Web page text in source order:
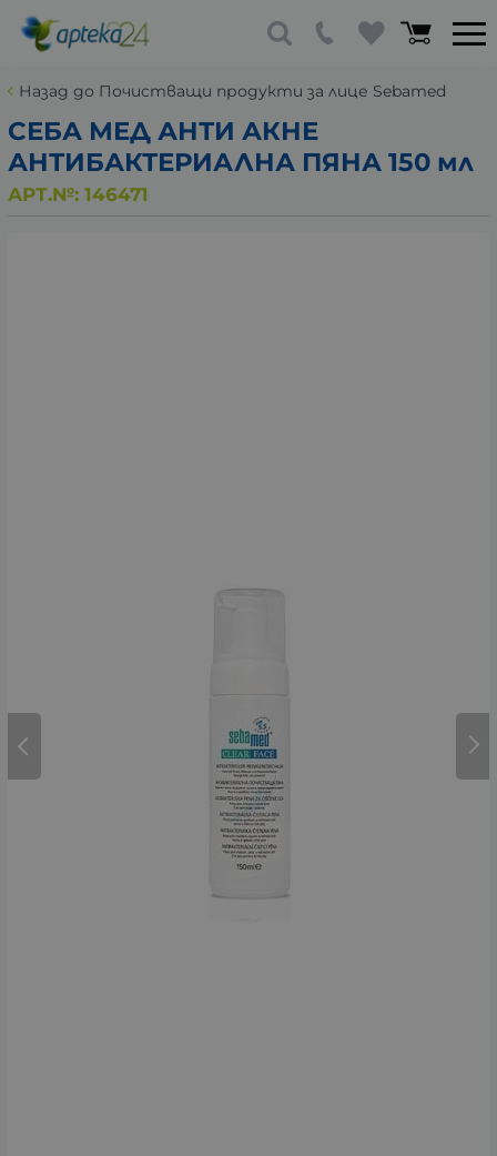
Назад до Почистващи продукти за лице Sebamed
СЕБА МЕД АНТИ АКНЕ
АНТИБАКТЕРИАЛНА ПЯНА 150 мл
АРТ.№: 146471